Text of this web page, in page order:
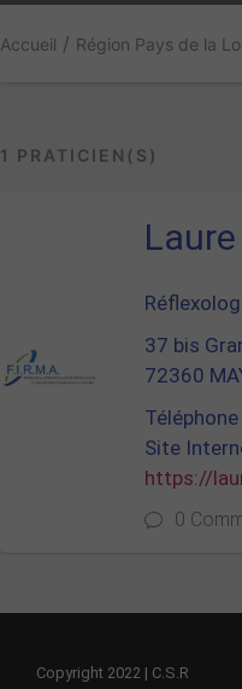
Accueil / Région Pays de la
1 PRATICIEN(S)
37 bis
72360
Site
https://
0
Copyright 2022 | C.S.R